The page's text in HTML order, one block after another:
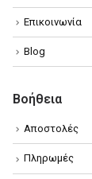
Επικοινωνία
Blog
Βοήθεια
Αποστολές
Πληρωμές